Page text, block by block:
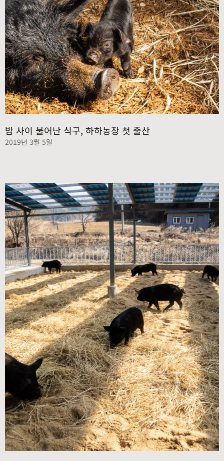
밤 사이 불어난 식구, 하하농장 첫 출산
2019년 3월 5일